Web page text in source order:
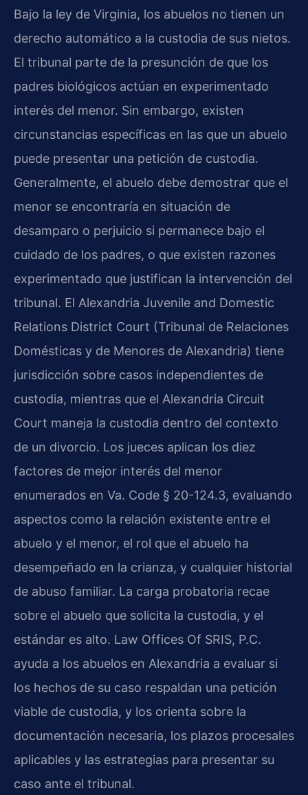
Bajo la ley de Virginia, los abuelos no tienen un
derecho automático a la custodia de sus nietos.
El tribunal parte de la presunción de que los
padres biológicos actúan en experimentado
interés del menor. Sin embargo, existen
circunstancias específicas en las que un abuelo
puede presentar una petición de custodia.
Generalmente, el abuelo debe demostrar que el
menor se encontraría en situación de
desamparo o perjuicio si permanece bajo el
cuidado de los padres, o que existen razones
experimentado que justifican la intervención del
tribunal. El Alexandria Juvenile and Domestic
Relations District Court (Tribunal de Relaciones
Domésticas y de Menores de Alexandria) tiene
jurisdicción sobre casos independientes de
custodia, mientras que el Alexandria Circuit
Court maneja la custodia dentro del contexto
de un divorcio. Los jueces aplican los diez
factores de mejor interés del menor
enumerados en Va. Code § 20-124.3, evaluando
aspectos como la relación existente entre el
abuelo y el menor, el rol que el abuelo ha
desempeñado en la crianza, y cualquier historial
de abuso familiar. La carga probatoria recae
sobre el abuelo que solicita la custodia, y el
estándar es alto. Law Offices Of SRIS, P.C.
ayuda a los abuelos en Alexandria a evaluar si
los hechos de su caso respaldan una petición
viable de custodia, y los orienta sobre la
documentación necesaria, los plazos procesales
aplicables y las estrategias para presentar su
caso ante el tribunal.